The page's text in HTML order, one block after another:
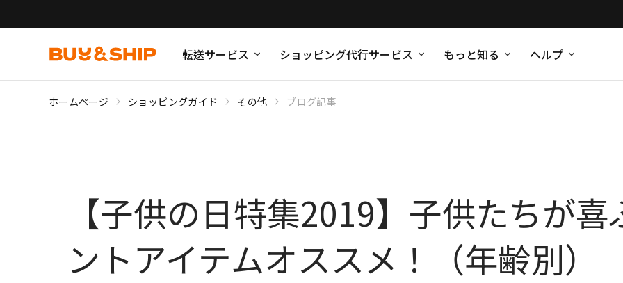
転送サービス ショッピング代行サービス もっと知る ヘルプ
ホームページ ショッピングガイド その他 ブログ記事
【子供の日特集2019】子供たちが
ントアイテムオススメ！（年齢別）